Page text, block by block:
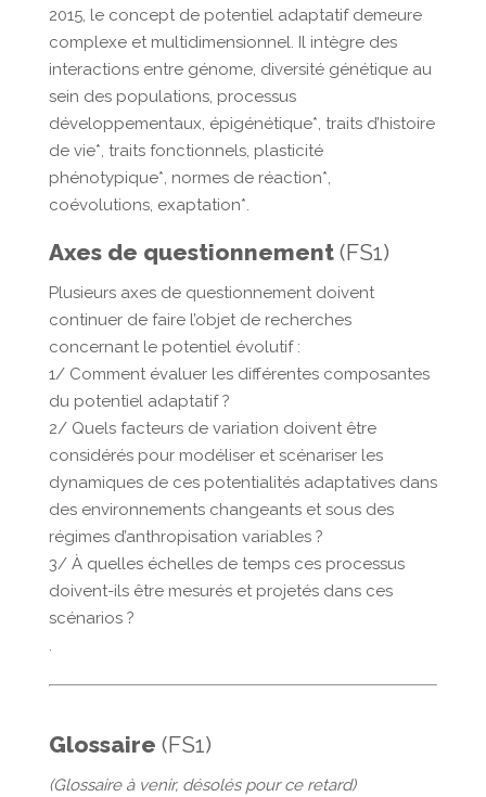
2015, le concept de potentiel adaptatif demeure
complexe et multidimensionnel. Il intègre des
interactions entre génome, diversité génétique au
sein des populations, processus
développementaux, épigénétique*, traits d’histoire
de vie*, traits fonctionnels, plasticité
phénotypique*, normes de réaction*,
coévolutions, exaptation*.
Axes de questionnement(FS1)
Plusieurs axes de questionnement doivent
continuer de faire l’objet de recherches
concernant le potentiel évolutif :
1/ Comment évaluer les différentes composantes
du potentiel adaptatif ?
2/ Quels facteurs de variation doivent être
considérés pour modéliser et scénariser les
dynamiques de ces potentialités adaptatives dans
des environnements changeants et sous des
régimes d’anthropisation variables ?
3/ À quelles échelles de temps ces processus
doivent-ils être mesurés et projetés dans ces
scénarios ?
.
Glossaire (FS1)
(Glossaire à venir, désolés pour ce retard)